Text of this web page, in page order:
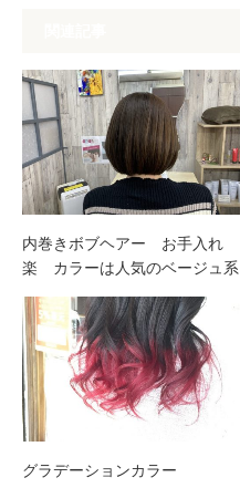
内巻きボブヘアー お手入れ
楽 カラーは人気のベージュ系
グラデーションカラー